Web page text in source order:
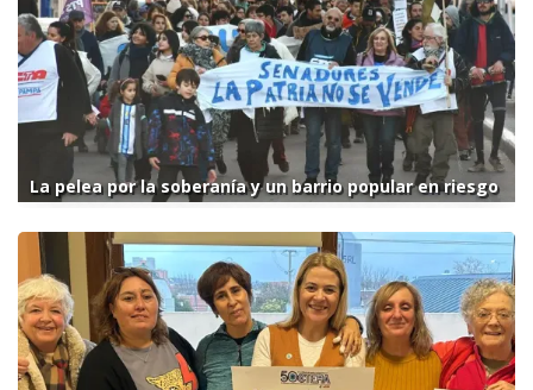
La pelea por la soberanía y un barrio popular en riesgo